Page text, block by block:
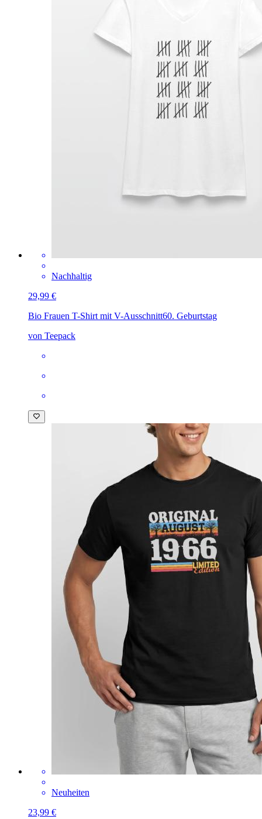
Nachhaltig
29,99 €
Bio Frauen T-Shirt mit V-Ausschnitt60. Geburtstag
von Teepack
Neuheiten
23,99 €